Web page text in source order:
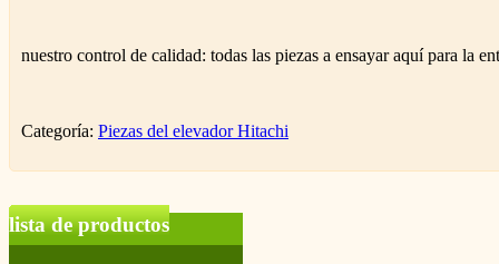
nuestro control de calidad: todas las piezas a ensayar aquí para la
Categoría: Piezas del elevador Hitachi
lista de productos